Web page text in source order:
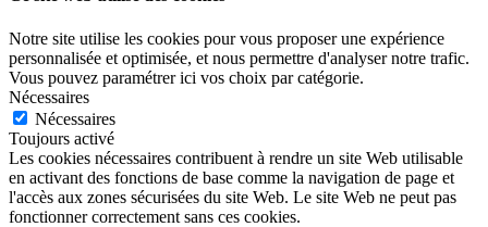
Notre site utilise les cookies pour vous proposer une expérience
personnalisée et optimisée, et nous permettre d'analyser notre trafic.
Vous pouvez paramétrer ici vos choix par catégorie.
Nécessaires
Nécessaires
Toujours activé
Les cookies nécessaires contribuent à rendre un site Web utilisable
en activant des fonctions de base comme la navigation de page et
l'accès aux zones sécurisées du site Web. Le site Web ne peut pas
fonctionner correctement sans ces cookies.